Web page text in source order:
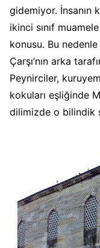
gidemiyor. İnsanın
ikinci sınıf
konusu. Bu
Çarşı’nın arka
Peynirciler,
kokuları eşliğinde
dilimizde o bilindik